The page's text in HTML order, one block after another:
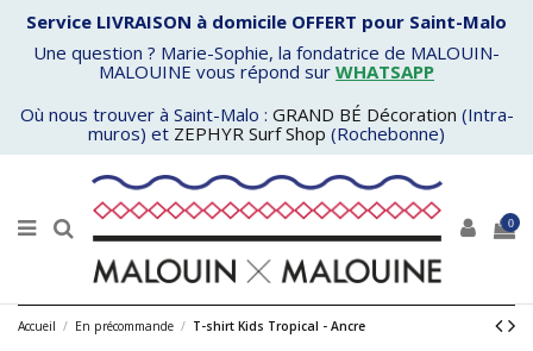
Service LIVRAISON à domicile OFFERT pour Saint-Malo
Une question ? Marie-Sophie, la fondatrice de MALOUIN-
MALOUINE vous répond sur WHATSAPP
Où nous trouver à Saint-Malo : GRAND BÉ Décoration (Intra-
muros) et ZEPHYR Surf Shop (Rochebonne)
0
Accueil En précommande T-shirt Kids Tropical - Ancre